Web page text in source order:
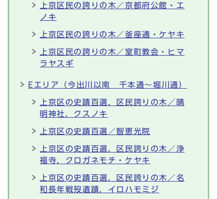
上京区民の誇りの木／京都府公館・エ
ノキ
上京区民の誇りの木／釜座通・ケヤキ
上京区民の誇りの木／室町教会・ヒマ
ラヤスギ
Eエリア（今出川以南 千本通～堀川通）
上京区の史蹟百選，区民誇りの木／晴
明神社，クスノキ
上京区の史蹟百選／智恵光院
上京区の史蹟百選，区民誇りの木／浄
福寺，クロガネモチ・ケヤキ
上京区の史蹟百選，区民誇りの木／名
和長年戦歿遺蹟，イロハモミジ